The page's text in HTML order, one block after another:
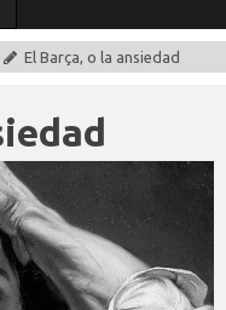
El Barça, o la ansiedad